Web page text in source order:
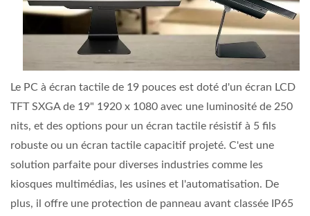
Le PC à écran tactile de 19 pouces est doté d'un écran LCD
TFT SXGA de 19" 1920 x 1080 avec une luminosité de 250
nits, et des options pour un écran tactile résistif à 5 fils
robuste ou un écran tactile capacitif projeté. C'est une
solution parfaite pour diverses industries comme les
kiosques multimédias, les usines et l'automatisation. De
plus, il offre une protection de panneau avant classée IP65